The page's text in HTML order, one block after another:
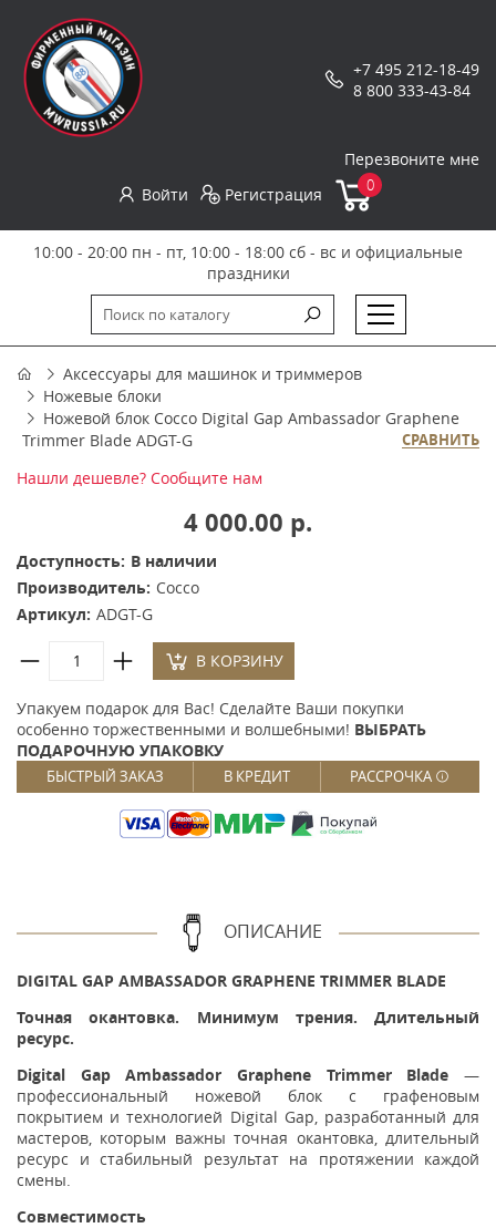
+7 495 212-18-49
8 800 333-43-84
Перезвоните мне
Войти
Регистрация 0
10:00 - 20:00 пн - пт, 10:00 - 18:00 сб - вс и официальные
праздники
Аксессуары для машинок и триммеров
Ножевые блоки
Ножевой блок Cocco Digital Gap Ambassador Graphene
Trimmer Blade ADGT-G
СРАВНИТЬ
Нашли дешевле? Сообщите нам
4 000.00 р.
Доступность: В наличии
Производитель: Cocco
Артикул: ADGT-G
В КОРЗИНУ
Упакуем подарок для Вас! Сделайте Ваши покупки
особенно торжественными и волшебными! ВЫБРАТЬ
ПОДАРОЧНУЮ УПАКОВКУ
БЫСТРЫЙ ЗАКАЗ В КРЕДИТ РАССРОЧКА
ОПИСАНИЕ
DIGITAL GAP AMBASSADOR GRAPHENE TRIMMER BLADE
Точная окантовка. Минимум трения. Длительный
ресурс.
Digital Gap Ambassador Graphene Trimmer Blade —
профессиональный ножевой блок с графеновым
покрытием и технологией Digital Gap, разработанный для
мастеров, которым важны точная окантовка, длительный
ресурс и стабильный результат на протяжении каждой
смены.
Совместимость